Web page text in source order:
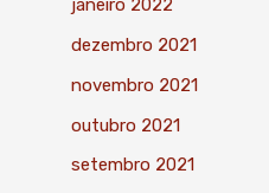
janeiro 2022
dezembro 2021
novembro 2021
outubro 2021
setembro 2021